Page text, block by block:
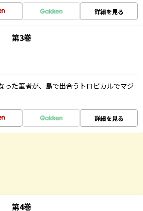
詳細を見る
第3巻
った筆者が、島で出合うトロピカルでマジ
詳細を見る
第4巻